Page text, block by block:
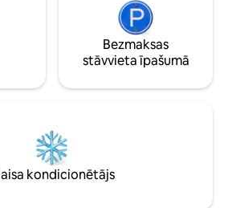
Bezmaksas
stāvvieta īpašumā
kondicionētājs